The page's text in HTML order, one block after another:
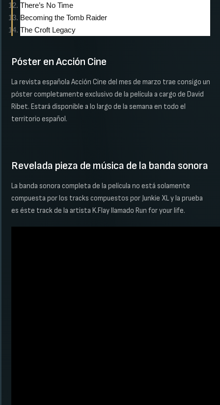
There’s No Time
Becoming the Tomb Raider
The Croft Legacy
Póster en Acción Cine
La revista española Acción Cine del mes de marzo trae consigo un
póster completamente exclusivo de la película a cargo de David
Ribet. Estará disponible a lo largo de la semana en todo el
territorio español.
Revelada pieza de música de la banda sonora
La banda sonora completa de la película no está solamente
compuesta por los tracks compuestos por Junkie XL y la prueba
es éste track de la artista K.Flay llamado Run for your life.